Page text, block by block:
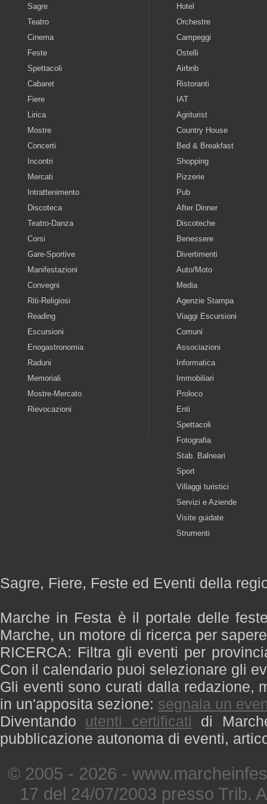
Sagre
Teatro
Cinema
Feste
Spettacoli
Cabaret
Fiere
Lirica
Mostre
Concerti
Incontri
Mercati
Intrattenimento
Discoteca
Teatro-Danza
Corsi
Gare-Sportive
Manifestazioni
Convegni
Riti-Religiosi
Reading
Escursioni
Enogastronomia
Raduni
Memoriali
Mostre-Mercato
Rievocazioni
Hotel
Orchestre
Campeggi
Ostelli
Airbnb
Ristoranti
IAT
Agriturist
Country House
Bed & Breakfast
Shopping
Pizzerie
Pub
After Dinner
Discoteche
Benessere
Divertimenti
Auto/Moto
Media
Agenzie Stampa
Viaggi Escursioni
Comuni
Associazioni
Informatica
Immobiliari
Proloco
Enti
Spettacoli
Fotografia
Stab. Balneari
Sport
Villaggi turistici
Servizi e Aziende
Visite guidate
Strumenti
Sagre, Fiere, Feste ed Eventi della
Marche in Festa è il portale delle
Marche, un motore di ricerca per
RICERCA: Filtra gli eventi per
Con il calendario puoi selezionare gli
Gli eventi sono curati dalla redazione,
in un'apposita sezione: segnala un
Diventando utenti certificati di
pubblicazione autonoma di eventi,
© 2005 - 2026 -
17 del 24/07/2003 presso Trib.